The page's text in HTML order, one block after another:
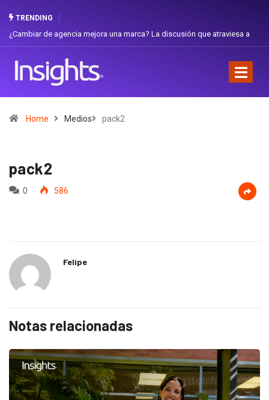
TRENDING
de agencia mejora una marca? La discusión que atraviesa a
Home Medios pack2
pack2
0 586
Felipe
Notas relacionadas